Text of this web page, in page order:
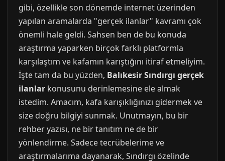
gibi, özellikle son dönemde internet üzerinden
yapılan aramalarda "gerçek ilanlar" kavramı çok
önemli hale geldi. Sahsen ben de bu konuda
araştırma yaparken birçok farklı platformla
karşılaştım ve kafamın karıştığını itiraf etmeliyim.
İşte tam da bu yüzden, Balıkesir Sındırgı gerçek
ilanlar konusunu derinlemesine ele almak
istedim. Amacım, kafa karışıklığınızı gidermek ve
size doğru bilgiyi sunmak. Unutmayın, bu bir
rehber yazısı, ne bir tanıtım ne de bir
yönlendirme. Sadece tecrübelerime ve
araştırmalarıma dayanarak, Sındırgı özelinde